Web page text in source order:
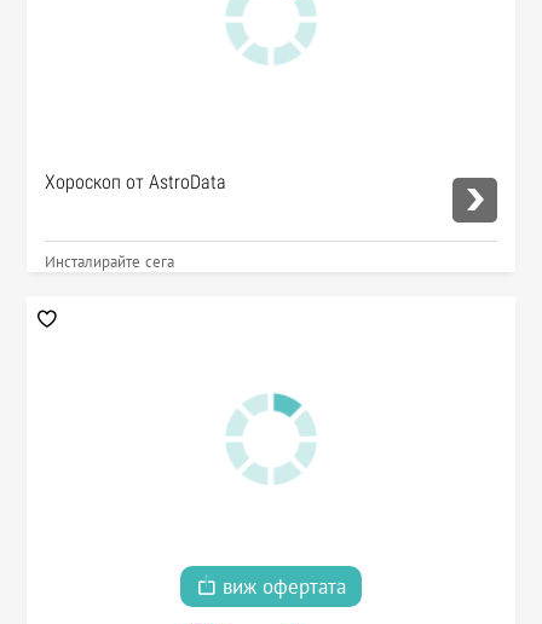
Хороскоп от AstroData
Инсталирайте сега
виж офертата